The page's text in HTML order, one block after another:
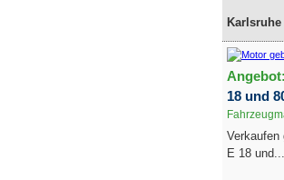
Karlsruhe
Angebot:
18 und
Verkaufen
E 18 und...